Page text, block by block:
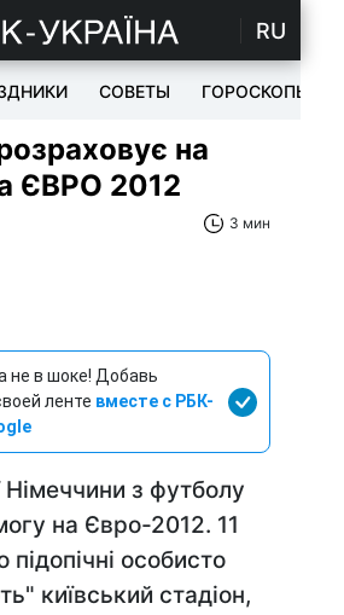
RU
СОВЕТЫ ГОРОСКОПЫ
на
ЄВРО 2012
3 мин
не в шоке! Добавь
ленте вместе с РБК-
Німеччини з футболу
на Євро-2012. 11
особисто
київський стадіон,